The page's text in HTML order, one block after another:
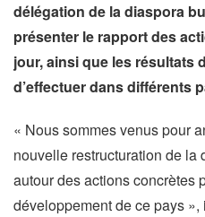
délégation de la diaspora
présenter le rapport des
jour, ainsi que les résultats
d’effectuer dans différents
« Nous sommes venus pour
nouvelle restructuration de
autour des actions concrètes
développement de ce pays